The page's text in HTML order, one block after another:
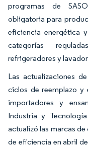
programas de
obligatoria para
eficiencia energética
categorías
refrigeradores y
Las actualizaciones
ciclos de reemplazo y
importadores y
Industria y
actualizó las marcas
de eficiencia en abril